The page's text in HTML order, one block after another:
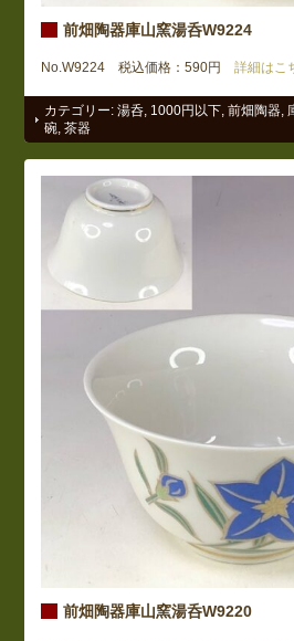
前畑陶器庫山窯湯呑W9224
No.W9224 税込価格：590円 詳細はこ
カテゴリー:湯呑 1000円以下 ,前畑陶器
碗 ,茶器
前畑陶器庫山窯湯呑W9220